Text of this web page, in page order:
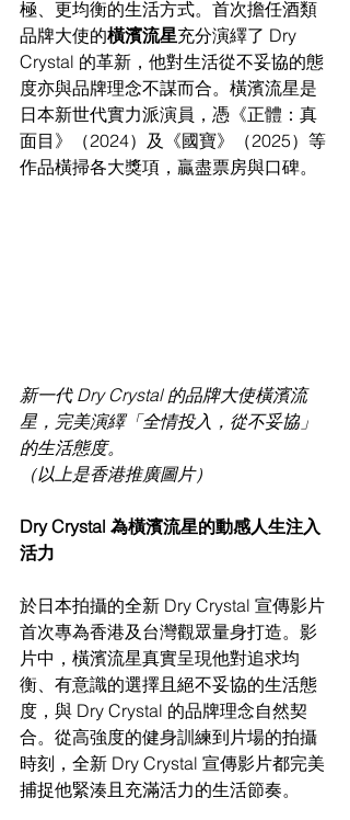
極、更均衡的生活方式。首次擔任酒類
品牌大使的橫濱流星充分演繹了 Dry
Crystal 的革新，他對生活從不妥協的態
度亦與品牌理念不謀而合。橫濱流星是
日本新世代實力派演員，憑《正體：真
面目》（2024）及《國寶》（2025）等
作品橫掃各大獎項，贏盡票房與口碑。
新一代 Dry Crystal 的品牌大使橫濱流
星，完美演繹「全情投入，從不妥協」
的生活態度。
（以上是香港推廣圖片）
Dry Crystal 為橫濱流星的動感人生注入
活力
於日本拍攝的全新 Dry Crystal 宣傳影片
首次專為香港及台灣觀眾量身打造。影
片中，橫濱流星真實呈現他對追求均
衡、有意識的選擇且絕不妥協的生活態
度，與 Dry Crystal 的品牌理念自然契
合。從高強度的健身訓練到片場的拍攝
時刻，全新 Dry Crystal 宣傳影片都完美
捕捉他緊湊且充滿活力的生活節奏。